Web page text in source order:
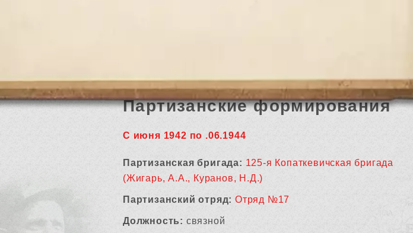
Партизанские формирования
С июня 1942 по .06.1944
Партизанская бригада: 125-я Копаткевичская бригада
(Жигарь, А.А., Куранов, Н.Д.)
Партизанский отряд: Отряд №17
Должность: связной